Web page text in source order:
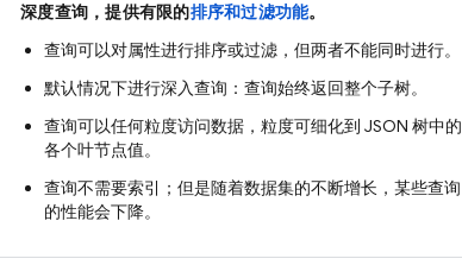
深度查询，提供有限的排序和过滤功能。
查询可以对属性进行排序或过滤，但两者不能同时进行。
默认情况下进行深入查询：查询始终返回整个子树。
查询可以任何粒度访问数据，粒度可细化到 JSON 树中的
各个叶节点值。
查询不需要索引；但是随着数据集的不断增长，某些查询
的性能会下降。